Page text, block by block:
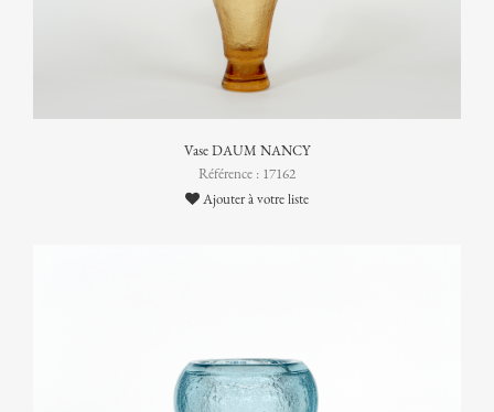
Vase DAUM NANCY
Référence : 17162
Ajouter à votre liste